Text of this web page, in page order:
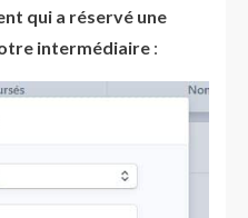
qui a réservé une
intermédiaire :